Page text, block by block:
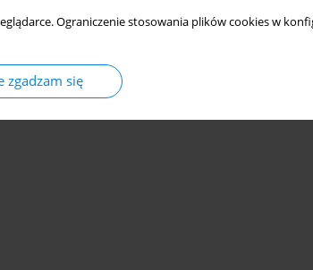
Ograniczenie stosowania plików cookies w
zgadzam się